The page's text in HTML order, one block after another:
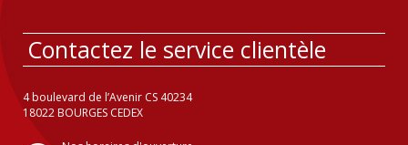
Contactez le service clientèle
4 boulevard de l’Avenir CS 40234
18022 BOURGES CEDEX